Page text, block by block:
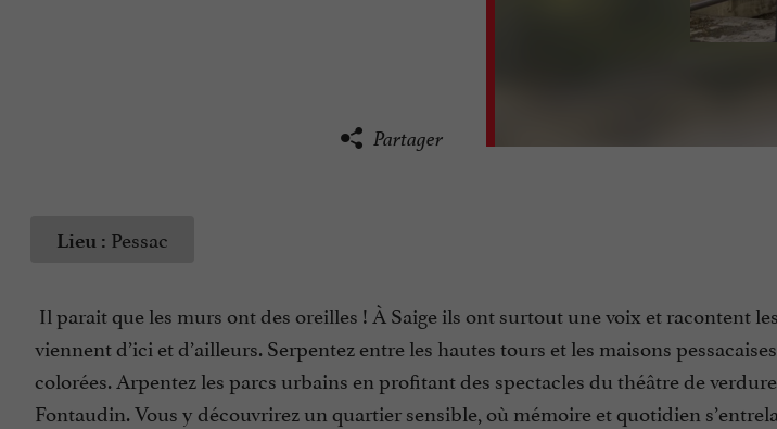
Partager
Lieu : Pessac
Il parait que les murs ont des oreilles ! À Saige ils ont surtout une voix et racontent
viennent d’ici et d’ailleurs. Serpentez entre les hautes tours et les maisons
colorées. Arpentez les parcs urbains en profitant des spectacles du théâtre de
Fontaudin. Vous y découvrirez un quartier sensible, où mémoire et quotidien